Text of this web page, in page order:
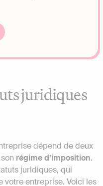
juridiques
dépend de deux
régime d’imposition.
juridiques, qui
votre entreprise. Voici les